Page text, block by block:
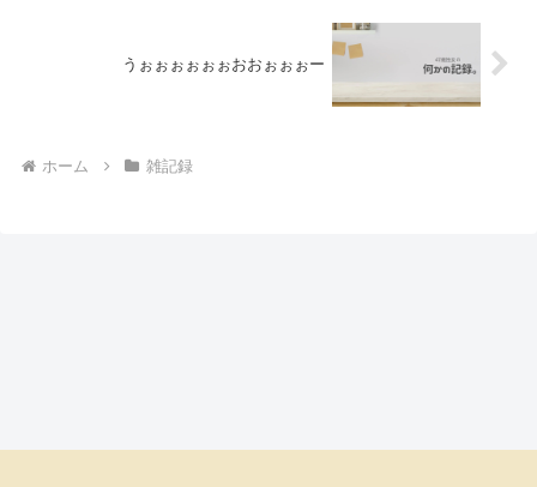
うぉぉぉぉぉぉおおぉぉぉー
ホーム 雑記録